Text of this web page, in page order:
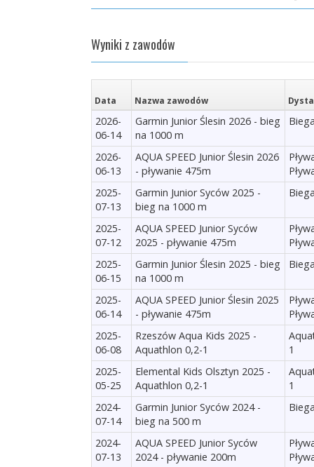
Wyniki z zawodów
Data Nazwa zawodów
2026-
06-14
Garmin Junior Ślesin 2026 - bieg
na 1000 m
2026-
06-13
AQUA SPEED Junior Ślesin 2026
- pływanie 475m
2025-
07-13
Garmin Junior Syców 2025 -
bieg na 1000 m
2025-
07-12
AQUA SPEED Junior Syców
2025 - pływanie 475m
2025-
06-15
Garmin Junior Ślesin 2025 - bieg
na 1000 m
2025-
06-14
AQUA SPEED Junior Ślesin 2025
- pływanie 475m
2025-
06-08
Rzeszów Aqua Kids 2025 -
Aquathlon 0,2-1
1
2025-
05-25
Elemental Kids Olsztyn 2025 -
Aquathlon 0,2-1
1
2024-
07-14
Garmin Junior Syców 2024 -
bieg na 500 m
2024-
07-13
AQUA SPEED Junior Syców
2024 - pływanie 200m